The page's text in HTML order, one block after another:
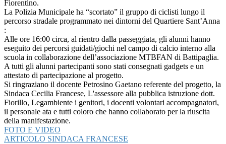
Fiorentino.
La Polizia Municipale ha “scortato” il gruppo di ciclisti lungo il
percorso stradale programmato nei dintorni del Quartiere Sant’Anna
:
Alle ore 16:00 circa, al rientro dalla passeggiata, gli alunni hanno
eseguito dei percorsi guidati/giochi nel campo di calcio interno alla
scuola in collaborazione dell’associazione MTBFAN di Battipaglia.
A tutti gli alunni partecipanti sono stati consegnati gadgets e un
attestato di partecipazione al progetto.
Si ringraziano il docente Petrosino Gaetano referente del progetto, la
Sindaca Cecilia Francese, L'assessore alla pubblica istruzione dott.
Fiorillo, Legambiente i genitori, i docenti volontari accompagnatori,
il personale ata e tutti coloro che hanno collaborato per la riuscita
della manifestazione.
FOTO E VIDEO
ARTICOLO SINDACA FRANCESE